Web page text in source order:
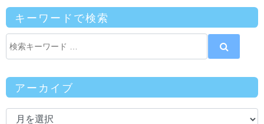
キーワードで検索
アーカイブ